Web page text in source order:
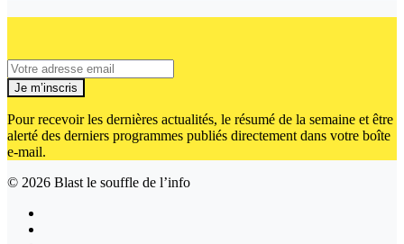
Je m’inscris
Pour recevoir les dernières actualités, le résumé de la semaine et être
alerté des derniers programmes publiés directement dans votre boîte
e-mail.
© 2026 Blast le souffle de l’info